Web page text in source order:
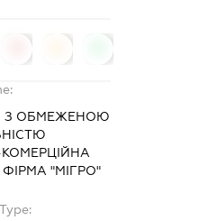
З ОБМЕЖЕНОЮ
"МІГРО"